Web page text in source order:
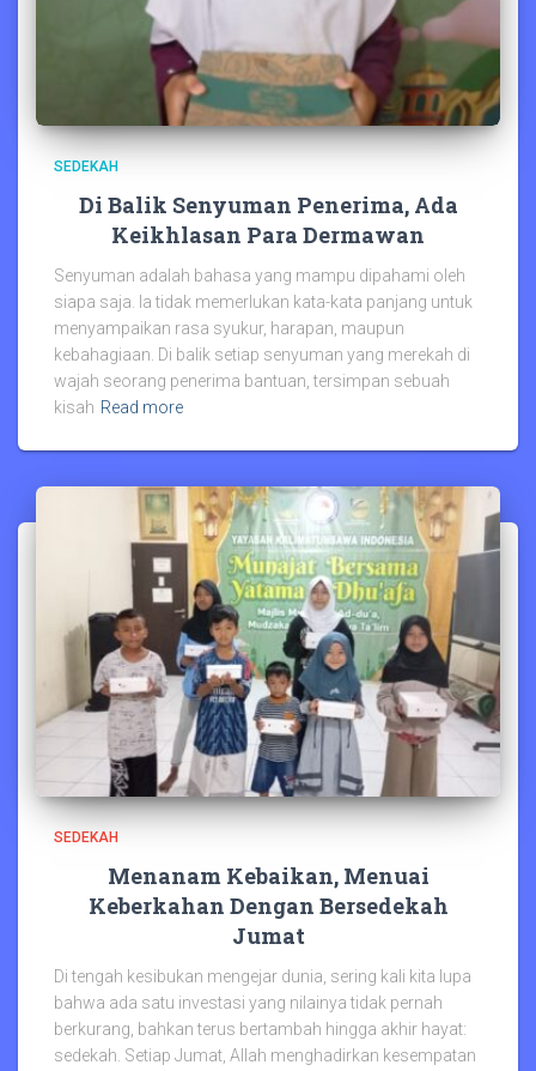
SEDEKAH
Di Balik Senyuman Penerima, Ada
Keikhlasan Para Dermawan
Senyuman adalah bahasa yang mampu dipahami oleh
siapa saja. Ia tidak memerlukan kata-kata panjang untuk
menyampaikan rasa syukur, harapan, maupun
kebahagiaan. Di balik setiap senyuman yang merekah di
wajah seorang penerima bantuan, tersimpan sebuah
kisah Read more
SEDEKAH
Menanam Kebaikan, Menuai
Keberkahan Dengan Bersedekah
Jumat
Di tengah kesibukan mengejar dunia, sering kali kita lupa
bahwa ada satu investasi yang nilainya tidak pernah
berkurang, bahkan terus bertambah hingga akhir hayat:
sedekah. Setiap Jumat, Allah menghadirkan kesempatan